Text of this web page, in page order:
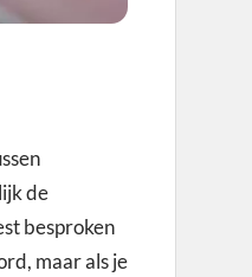
de
besproken
maar als je